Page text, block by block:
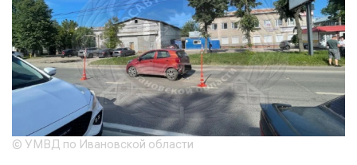
© УМВД по Ивановской области